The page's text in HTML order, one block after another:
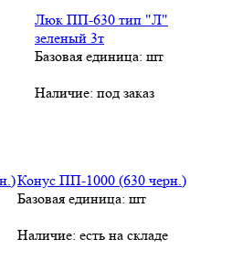
Люк ПП-630 тип "Л"
зеленый 3т
Базовая единица: шт
Наличие: под заказ
Конус ПП-1000 (630 черн.)
Базовая единица: шт
Наличие: есть на складе